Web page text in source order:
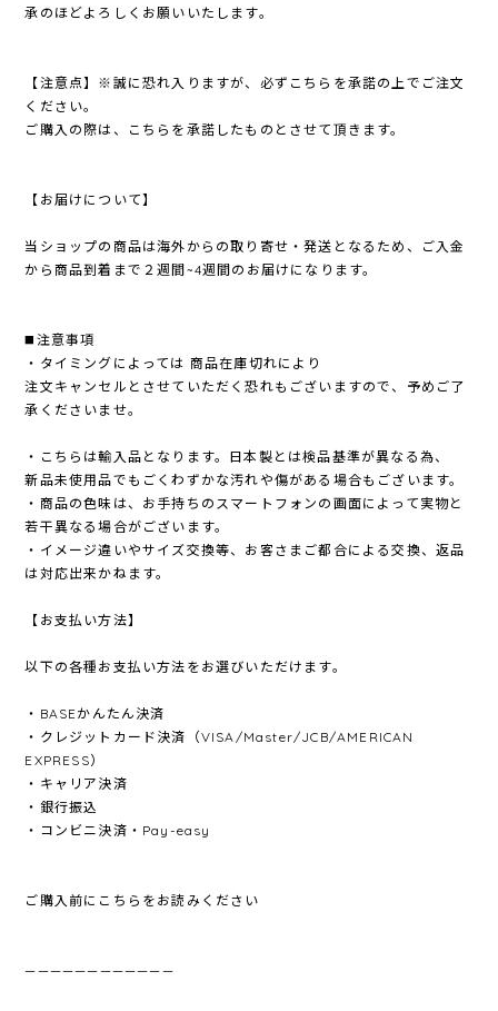
承のほどよろしくお願いいたします。
【注意点】※誠に恐れ入りますが、必ずこちらを承諾の上でご注文
ください。
ご購入の際は、こちらを承諾したものとさせて頂きます。
【お届けについて】
当ショップの商品は海外からの取り寄せ・発送となるため、ご入金
から商品到着まで２週間~4週間のお届けになります。
◼️注意事項
・タイミングによっては 商品在庫切れにより
注文キャンセルとさせていただく恐れもございますので、予めご了
承くださいませ。
・こちらは輸入品となります。日本製とは検品基準が異なる為、
新品未使用品でもごくわずかな汚れや傷がある場合もございます。
・商品の色味は、お手持ちのスマートフォンの画面によって実物と
若干異なる場合がございます。
・イメージ違いやサイズ交換等、お客さまご都合による交換、返品
は対応出来かねます。
【お支払い方法】
以下の各種お支払い方法をお選びいただけます。
・BASEかんたん決済
・クレジットカード決済（VISA/Master/JCB/AMERICAN
EXPRESS）
・キャリア決済
・銀行振込
・コンビニ決済・Pay-easy
ご購入前にこちらをお読みください
————————————